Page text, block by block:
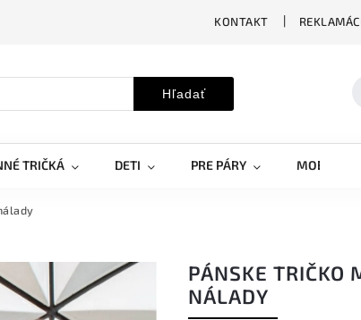
KONTAKT
Hľadať
TRIČKÁ DETI PRE PÁRY MOBILNÉ
PÁNSKE TRIČKO
NÁLADY